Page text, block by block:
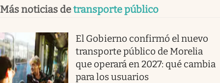
Más noticias detransporte público
El Gobierno confirmó el nuevo
transporte público de Morelia
que operará en 2027: qué cambia
para los usuarios